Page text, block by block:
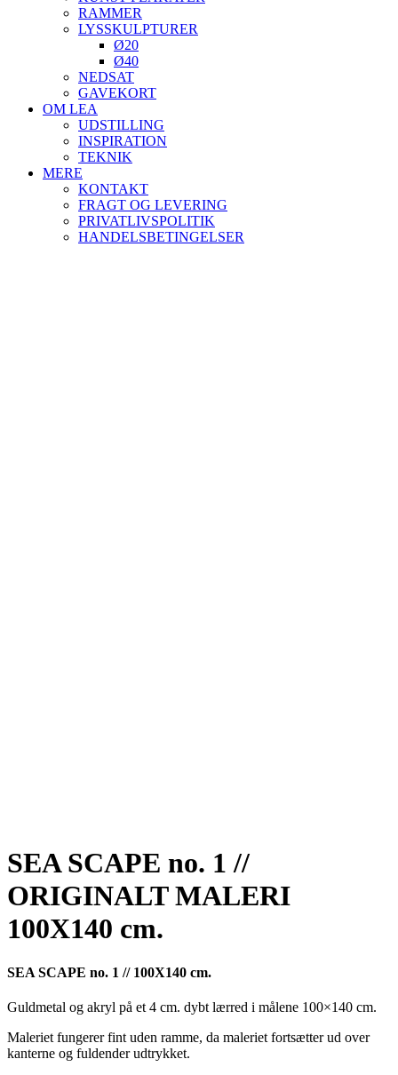
RAMMER
LYSSKULPTURER
Ø20
Ø40
NEDSAT
GAVEKORT
OM LEA
UDSTILLING
INSPIRATION
TEKNIK
MERE
KONTAKT
FRAGT OG LEVERING
PRIVATLIVSPOLITIK
HANDELSBETINGELSER
SEA SCAPE no. 1 //
ORIGINALT MALERI
100X140 cm.
SEA SCAPE no. 1 // 100X140 cm.
Guldmetal og akryl på et 4 cm. dybt lærred i målene 100×140 cm.
Maleriet fungerer fint uden ramme, da maleriet fortsætter ud over
kanterne og fuldender udtrykket.